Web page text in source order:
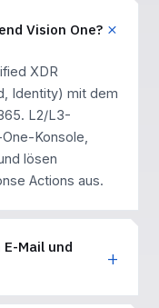
Vision One?
XDR
Identity) mit dem
L2/L3-
Konsole,
lösen
Actions aus.
Mail und